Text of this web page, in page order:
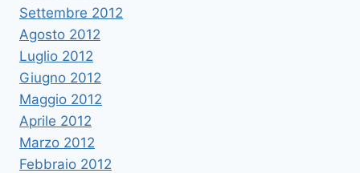
Settembre 2012
Agosto 2012
Luglio 2012
Giugno 2012
Maggio 2012
Aprile 2012
Marzo 2012
Febbraio 2012